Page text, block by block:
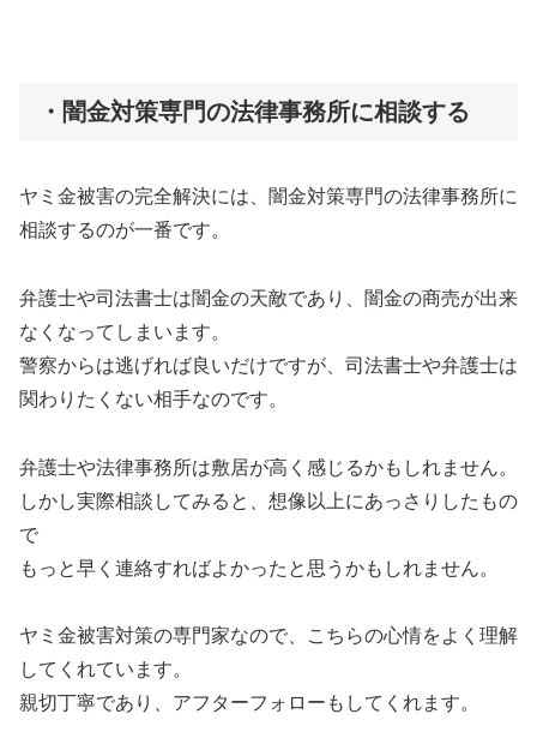
・闇金対策専門の法律事務所に相談する
ヤミ金被害の完全解決には、闇金対策専門の法律事務所に
相談するのが一番です。
弁護士や司法書士は闇金の天敵であり、闇金の商売が出来
なくなってしまいます。
警察からは逃げれば良いだけですが、司法書士や弁護士は
関わりたくない相手なのです。
弁護士や法律事務所は敷居が高く感じるかもしれません。
しかし実際相談してみると、想像以上にあっさりしたもの
で
もっと早く連絡すればよかったと思うかもしれません。
ヤミ金被害対策の専門家なので、こちらの心情をよく理解
してくれています。
親切丁寧であり、アフターフォローもしてくれます。